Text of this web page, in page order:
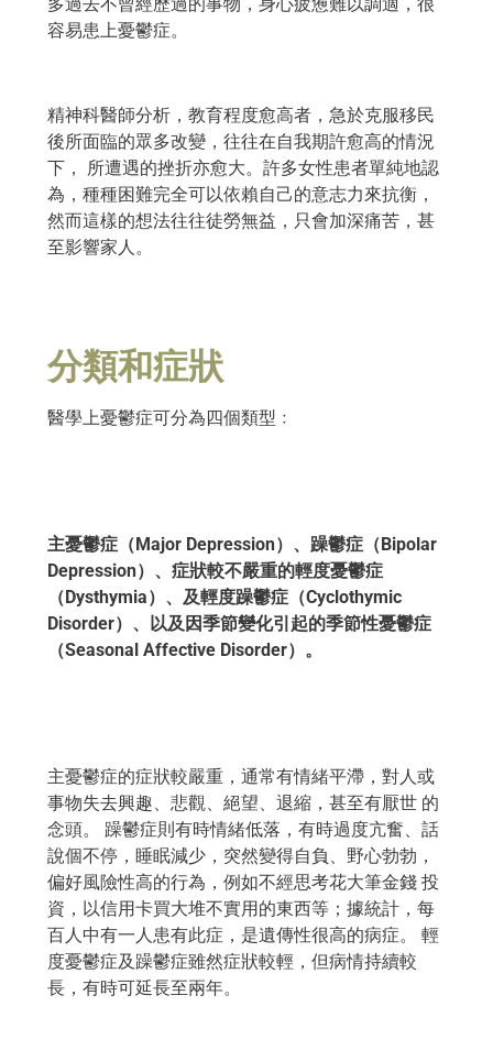
容易患上憂鬱症。
精神科醫師分析，教育程度愈高者，急於克服移民
後所面臨的眾多改變，往往在自我期許愈高的情況
下， 所遭遇的挫折亦愈大。許多女性患者單純地認
為，種種困難完全可以依賴自己的意志力來抗衡，
然而這樣的想法往往徒勞無益，只會加深痛苦，甚
至影響家人。
分類和症狀
醫學上憂鬱症可分為四個類型﹕
主憂鬱症（Major Depression）、 躁鬱症（Bipolar
Depression）、 症狀較不嚴重的輕度憂鬱症
（Dysthymia）、 及輕度躁鬱症（Cyclothymic
Disorder）、 以及因季節變化引起的季節性憂鬱症
（Seasonal Affective Disorder）。
主憂鬱症的症狀較嚴重，通常有情緒平滯，對人或
事物失去興趣、悲觀、絕望、退縮，甚至有厭世 的
念頭。 躁鬱症則有時情緒低落，有時過度亢奮、話
說個不停，睡眠減少，突然變得自負、野心勃勃，
偏好風險性高的行為，例如不經思考花大筆金錢 投
資，以信用卡買大堆不實用的東西等；據統計，每
百人中有一人患有此症，是遺傳性很高的病症。 輕
度憂鬱症及躁鬱症雖然症狀較輕，但病情持續較
長，有時可延長至兩年。